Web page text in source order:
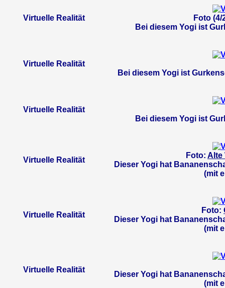
Virtuelle Realität
Foto
Bei diesem Yogi ist
Virtuelle Realität
Bei diesem Yogi ist
Virtuelle Realität
Bei diesem Yogi ist
Virtuelle Realität
Foto: Alte
Dieser Yogi hat
(mit
Virtuelle Realität
Foto:
Dieser Yogi hat
(mit
Virtuelle Realität
Dieser Yogi hat
(mit